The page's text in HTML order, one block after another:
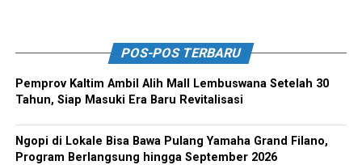
POS-POS TERBARU
Pemprov Kaltim Ambil Alih Mall Lembuswana Setelah 30
Tahun, Siap Masuki Era Baru Revitalisasi
Ngopi di Lokale Bisa Bawa Pulang Yamaha Grand Filano,
Program Berlangsung hingga September 2026